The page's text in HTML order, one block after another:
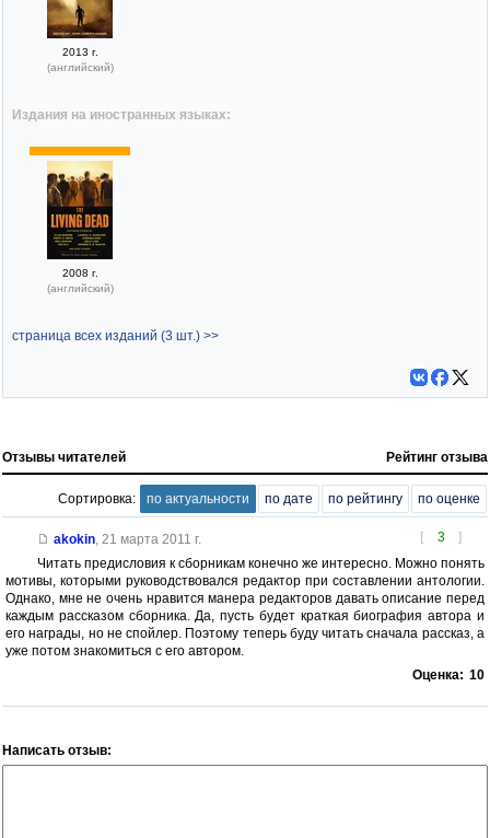
2013 г.
(английский)
Издания на иностранных языках:
2008 г.
(английский)
страница всех изданий (3 шт.) >>
Отзывы читателей Рейтинг отзыва
Сортировка: по актуальности по дате по рейтингу по оценке
[ 3 ]
akokin, 21 марта 2011 г.
Читать предисловия к сборникам конечно же интересно. Можно понять
мотивы, которыми руководствовался редактор при составлении антологии.
Однако, мне не очень нравится манера редакторов давать описание перед
каждым рассказом сборника. Да, пусть будет краткая биография автора и
его награды, но не спойлер. Поэтому теперь буду читать сначала рассказ, а
уже потом знакомиться с его автором.
Оценка: 10
Написать отзыв: